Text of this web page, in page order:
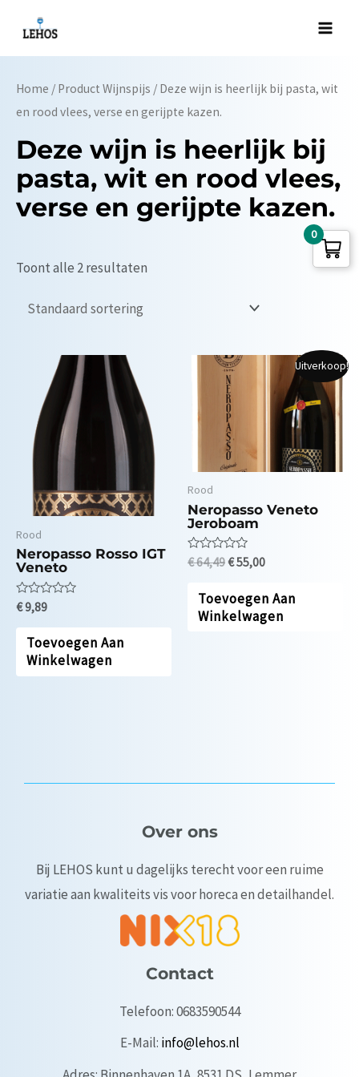
naar
de
inhoud
Home / Product Wijnspijs / Deze wijn is heerlijk bij pasta, wit
en rood vlees, verse en gerijpte kazen.
Deze wijn is heerlijk bij
pasta, wit en rood vlees,
verse en gerijpte kazen.
Toont alle 2 resultaten
Rood
Neropasso Rosso IGT
Veneto
Waardering
0
uit
€9,89
Toevoegen Aan
Winkelwagen
Uitverkoop!
Rood
Neropasso Veneto
Jeroboam
Waardering
€64,49€55,00
Toevoegen Aan
Winkelwagen
Over ons
Bij LEHOS kunt u dagelijks terecht voor een ruime
variatie aan kwaliteits vis voor horeca en detailhandel.
Contact
Telefoon: 0683590544
E-Mail: info@lehos.nl
0